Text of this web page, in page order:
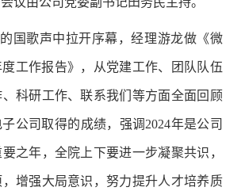
国歌声中拉开序幕，经理游龙做《微
度工作报告》，从党建工作、团队队伍
科研工作、联系我们等方面全面回顾
公司取得的成绩，强调2024年是公司
之年，全院上下要进一步凝聚共识，
增强大局意识，努力提升人才培养质